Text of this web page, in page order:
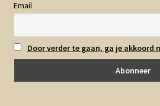
Email
Door verder te gaan, ga je akkoord